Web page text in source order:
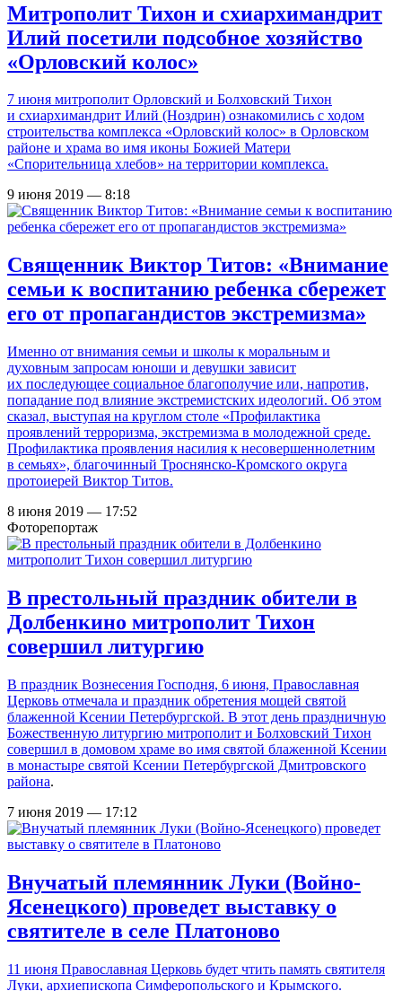
Митрополит Тихон и схиархимандрит
Илий посетили подсобное хозяйство
«Орловский колос»
7 июня митрополит Орловский и Болховский Тихон
и схиархимандрит Илий (Ноздрин) ознакомились с ходом
строительства комплекса «Орловский колос» в Орловском
районе и храма во имя иконы Божией Матери
«Спорительница хлебов» на территории комплекса.
9 июня 2019 — 8:18
Священник Виктор Титов: «Внимание
семьи к воспитанию ребенка сбережет
его от пропагандистов экстремизма»
Именно от внимания семьи и школы к моральным и
духовным запросам юноши и девушки зависит
их последующее социальное благополучие или, напротив,
попадание под влияние экстремистских идеологий. Об этом
сказал, выступая на круглом столе «Профилактика
проявлений терроризма, экстремизма в молодежной среде.
Профилактика проявления насилия к несовершеннолетним
в семьях», благочинный Троснянско-Кромского округа
протоиерей Виктор Титов.
8 июня 2019 — 17:52
Фоторепортаж
В престольный праздник обители в
Долбенкино митрополит Тихон
совершил литургию
В праздник Вознесения Господня, 6 июня, Православная
Церковь отмечала и праздник обретения мощей святой
блаженной Ксении Петербургской. В этот день праздничную
Божественную литургию митрополит и Болховский Тихон
совершил в домовом храме во имя святой блаженной Ксении
в монастыре святой Ксении Петербургской Дмитровского
района.
7 июня 2019 — 17:12
Внучатый племянник Луки (Войно-
Ясенецкого) проведет выставку о
святителе в селе Платоново
11 июня Православная Церковь будет чтить память святителя
Луки, архиепископа Симферопольского и Крымского.